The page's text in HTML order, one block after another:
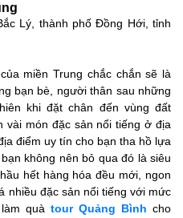
Lý, thành phố Đồng Hới, tỉnh
miền Trung chắc chắn sẽ là
bạn bè, người thân sau những
khi đặt chân đến vùng đất
vài món đặc sản nổi tiếng ở địa
điểm uy tín cho bạn tha hồ lựa
không nên bỏ qua đó là siêu
hết hàng hóa đều mới, ngon
nhiều đặc sản nổi tiếng với mức
quà tour Quảng Bình cho